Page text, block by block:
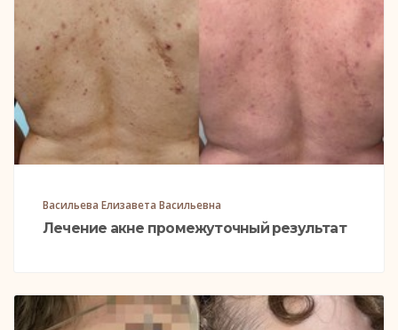
Васильева Елизавета Васильевна
Лечение акне промежуточный результат